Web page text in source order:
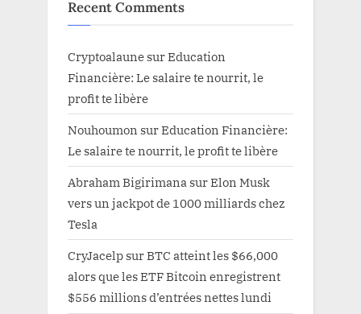
Recent Comments
Cryptoalaune surEducation
Financière: Le salaire te nourrit, le
profit te libère
Nouhoumon surEducation Financière:
Le salaire te nourrit, le profit te libère
Abraham Bigirimana surElon Musk
vers un jackpot de 1000 milliards chez
Tesla
CryJacelp surBTC atteint les $66,000
alors que les ETF Bitcoin enregistrent
$556 millions d’entrées nettes lundi